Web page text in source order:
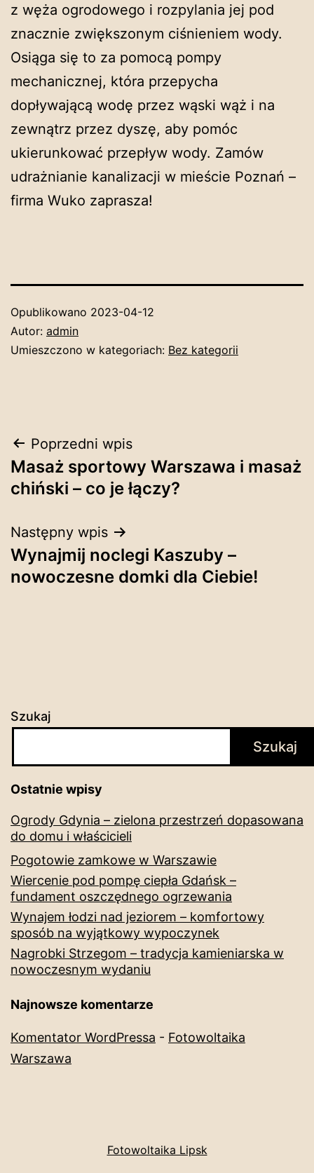
z węża ogrodowego i rozpylania jej pod
znacznie zwiększonym ciśnieniem wody.
Osiąga się to za pomocą pompy
mechanicznej, która przepycha
dopływającą wodę przez wąski wąż i na
zewnątrz przez dyszę, aby pomóc
ukierunkować przepływ wody. Zamów
udrażnianie kanalizacji w mieście Poznań –
firma Wuko zaprasza!
Opublikowano 2023-04-12
Autor: admin
Umieszczono w kategoriach: Bez kategorii
Nawigacja
wpisu
Poprzedni wpis
Masaż sportowy Warszawa i masaż
chiński – co je łączy?
Następny wpis
Wynajmij noclegi Kaszuby –
nowoczesne domki dla Ciebie!
Szukaj
Szukaj
Ostatnie wpisy
Ogrody Gdynia – zielona przestrzeń dopasowana
do domu i właścicieli
Pogotowie zamkowe w Warszawie
Wiercenie pod pompę ciepła Gdańsk –
fundament oszczędnego ogrzewania
Wynajem łodzi nad jeziorem – komfortowy
sposób na wyjątkowy wypoczynek
Nagrobki Strzegom – tradycja kamieniarska w
nowoczesnym wydaniu
Najnowsze komentarze
Komentator WordPressa - Fotowoltaika
Warszawa
Fotowoltaika Lipsk